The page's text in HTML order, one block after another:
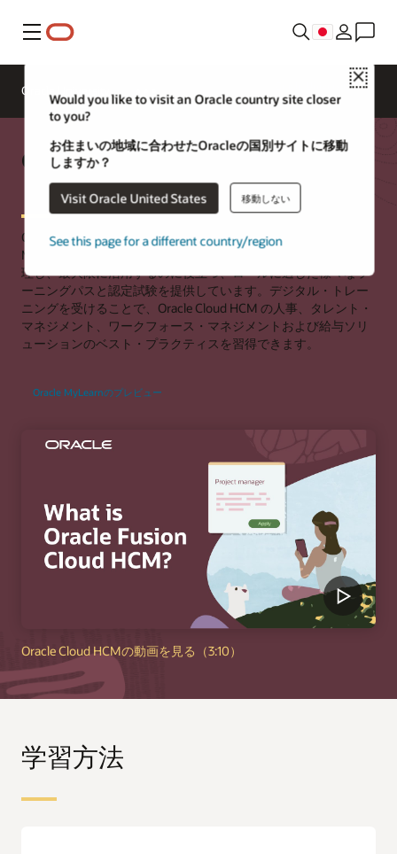
メニュー
Close
Would you like to visit an Oracle country site closer
to you?
お住まいの地域に合わせたOracleの国別サイトに移動
しますか？
Visit Oracle United States 移動しない
See this page for a different country/region
Oracle University
Oracle University お
問合せ
Oracle Fusion Cloud HCMのト
レーニングと認定資格
Oracle Universityは、組織がOracle Fusion Cloud Human Capital
Management（HCM）アプリケーションの使用をより適切に管
理し、最大限に活用するのに役立つ、ロールに適した様々なラ
ーニングパスと認定試験を提供しています。デジタル・トレー
ニングを受けることで、Oracle Cloud HCM の人事、タレント・
マネジメント、ワークフォース・マネジメントおよび給与ソリ
ューションのベスト・プラクティスを習得できます。
Oracle MyLearnのプレビュー
Oracle Cloud HCMの動画を見る（3:10）
学習方法